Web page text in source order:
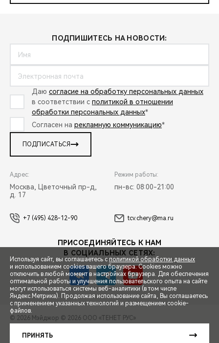
СПЕЦПРЕДЛОЖЕНИЯ
ЗАПИСЬ НА ТЕСТ-ДРАЙВ
ПОДПИШИТЕСЬ НА НОВОСТИ:
Даю согласие на обработку персональных данных
в соответствии с политикой в отношении
обработки персональных данных*
Согласен на рекламную коммуникацию*
ПОДПИСАТЬСЯ
Адрес:
Москва, Цветочный пр-д,
д. 17
Режим работы:
пн-вс: 08:00-21:00
+7 (495) 428-12-90 tcv.chery@ma.ru
ПРИСОЕДИНЯЙТЕСЬ К НАМ
В СОЦИАЛЬНЫХ СЕТЯХ:
© 2026 Мэйджор © 2026 ООО «ТЕНЕТ РУС»
Сделано в ПЕРКС
Используя сайт, вы соглашаетесь с политикой обработки данных
и использованием cookies вашего браузера. Cookies можно
отключить в любой момент в настройках браузера. Для обеспечения
оптимальной работы и улучшения пользовательского опыта на сайте
могут использоваться системы веб-аналитики (в том числе
Яндекс.Метрика). Продолжая использование сайта, Вы соглашаетесь
с применением указанных технологий и размещением cookie-
файлов.
ПРИНЯТЬ